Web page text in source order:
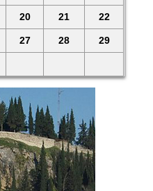
20 21 22
27 28 29